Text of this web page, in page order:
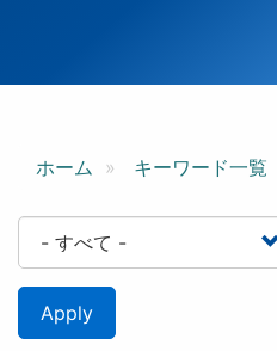
ホーム キーワード一覧
Apply